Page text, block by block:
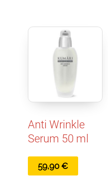
Anti Wrinkle
Serum 50 ml
59,90€